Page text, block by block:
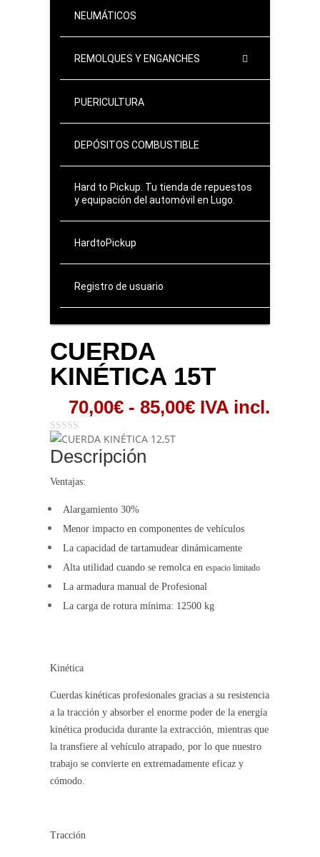
NEUMÁTICOS
REMOLQUES Y ENGANCHES
PUERICULTURA
DEPÓSITOS COMBUSTIBLE
Hard to Pickup. Tu tienda de repuestos
y equipación del automóvil en Lugo.
HardtoPickup
Registro de usuario
CUERDA
KINÉTICA 15T
70,00€ - 85,00€Rango
IVA incl.
Descripción
Ventajas:
Alargamiento 30%
Menor impacto en componentes de vehículos
La capacidad de tartamudear dinámicamente
Alta utilidad cuando se remolca en espacio limitado
La armadura manual de Profesional
La carga de rotura mínima: 12500 kg
Kinética
Cuerdas kinéticas profesionales gracias a su resistencia
a la tracción y absorber el enorme poder de la energía
kinética producida durante la extracción, mientras que
la transfiere al vehículo atrapado, por lo que nuestro
trabajo se convierte en extremadamente eficaz y
cómodo.
Tracción